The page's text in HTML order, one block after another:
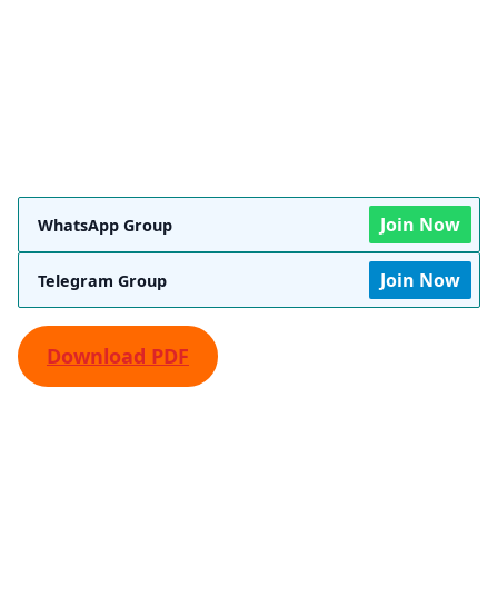
WhatsApp Group Join Now
Telegram Group Join Now
Download PDF